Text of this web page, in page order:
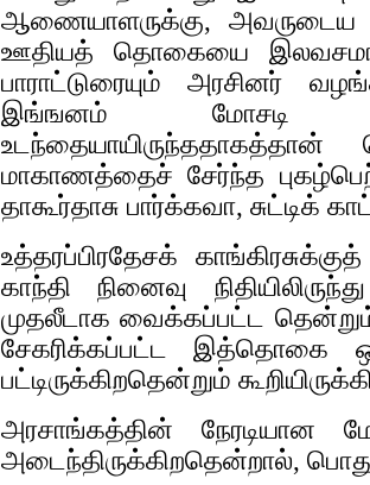
ஆணையாளருக்கு, அவருடைய
ஊதியத் தொகையை
பாராட்டுரையும் அரசினர்
இங்ஙனம் மோசடி
மாகாணத்தைச் சேர்ந்த
தாகூர்தாசு பார்க்கவா, சுட்டிக்
உத்தரப்பிரதேசக்
காந்தி நினைவு
முதலீடாக வைக்கப்பட்ட தென்றும்,
சேகரிக்கப்பட்ட இத்தொகை
பட்டிருக்கிறதென்றும்
அரசாங்கத்தின் நேரடியான
அடைந்திருக்கிறதென்றால்,